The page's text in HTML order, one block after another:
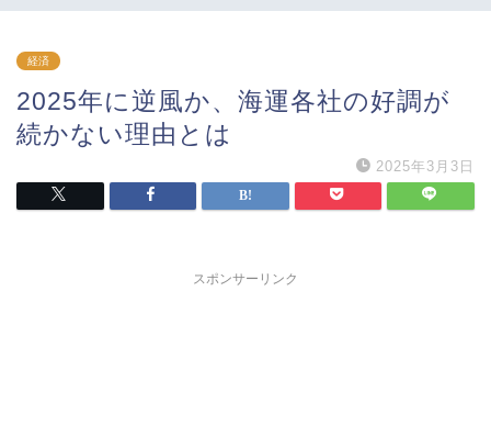
経済
2025年に逆風か、海運各社の好調が
続かない理由とは
2025年3月3日
スポンサーリンク